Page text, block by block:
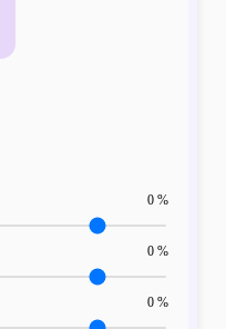
0 %
0 %
0 %